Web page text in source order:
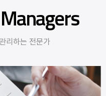
리하는 전문가